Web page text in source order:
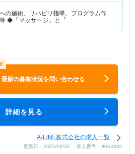
の施術、リハビリ指導、プログラム作
成、送迎等 ◆「マッサージ」と「…
最新の募集状況を問い合わせる
詳細を見る
A-LINE株式会社の求人一覧
更新日：2025/08/26 求人番号：9043335